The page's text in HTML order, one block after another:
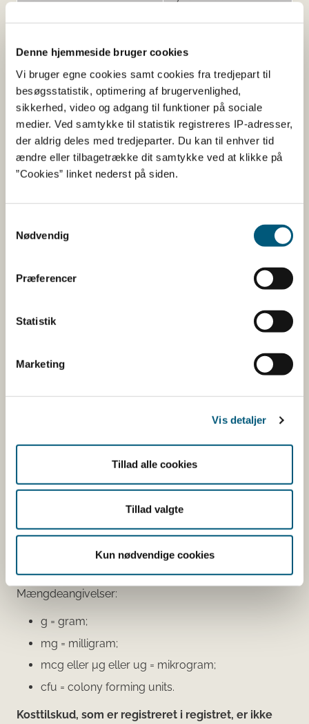
Denne hjemmeside bruger cookies
Vi bruger egne cookies samt cookies fra tredjepart til
besøgsstatistik, optimering af brugervenlighed,
sikkerhed, video og adgang til funktioner på sociale
medier. Ved samtykke til statistik registreres IP-adresser,
der aldrig deles med tredjeparter. Du kan til enhver tid
ændre eller tilbagetrække dit samtykke ved at klikke på
”Cookies” linket nederst på siden.
Nødvendig
Præferencer
Statistik
Marketing
Vis detaljer
Tillad alle cookies
Tillad valgte
Kun nødvendige cookies
Her kan du finde detaljerede
oplysninger om det kosttilskud,
du har søgt på
Informationerne er angivet af den virksomhed, der har
indeholder, og i hvilke mængder:
Andre stoffer end vitaminer og
her
Du kan også finde kontaktoplysninger på den
virksomhed, som har anmeldt produktet. Hvis du
klikker på virksomhedens navn, kan du se
kontrolrapporter.
virksomheden, er angivet.
Mængdeangivelser:
g = gram;
mg = milligram;
mcg eller μg eller ug = mikrogram;
cfu = colony forming units.
Kosttilskud, som er registreret i registret, er ikke